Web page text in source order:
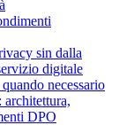
sin dalla
digitale
necessario
architettura,
DPO